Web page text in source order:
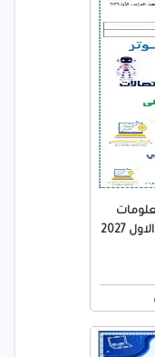
للصف السادس الابتدائي الترم الاول 2027